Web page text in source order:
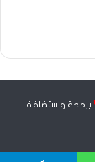
برمجة واستضافة: